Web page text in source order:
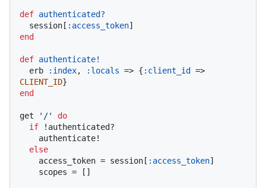
def authenticated?
  session[
:access_token
end
def authenticate!
  erb
:index, :locals => { :client_id
CLIENT_ID
end
get '/'
do
if !authenticated?
else
    access_token = session[
:access_token]